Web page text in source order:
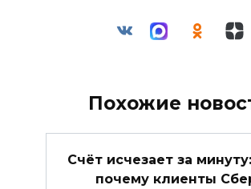
Похожие
Счёт исчезает за
почему клиенты